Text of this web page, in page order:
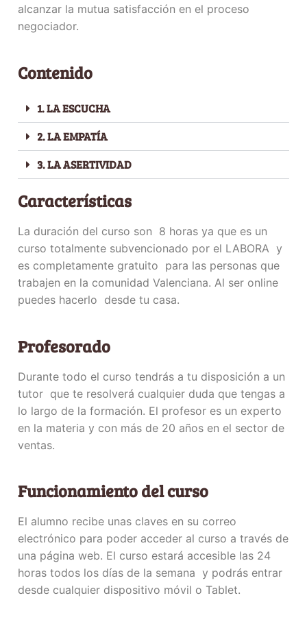
alcanzar la mutua satisfacción en el proceso
negociador.
Contenido
1. LA ESCUCHA
2. LA EMPATÍA
3. LA ASERTIVIDAD
Características
La duración del curso son 8 horas ya que es un
curso totalmente subvencionado por el LABORA y
es completamente gratuito para las personas que
trabajen en la comunidad Valenciana. Al ser online
puedes hacerlo desde tu casa.
Profesorado
Durante todo el curso tendrás a tu disposición a un
tutor que te resolverá cualquier duda que tengas a
lo largo de la formación. El profesor es un experto
en la materia y con más de 20 años en el sector de
ventas.
Funcionamiento del curso
El alumno recibe unas claves en su correo
electrónico para poder acceder al curso a través de
una página web. El curso estará accesible las 24
horas todos los días de la semana y podrás entrar
desde cualquier dispositivo móvil o Tablet.